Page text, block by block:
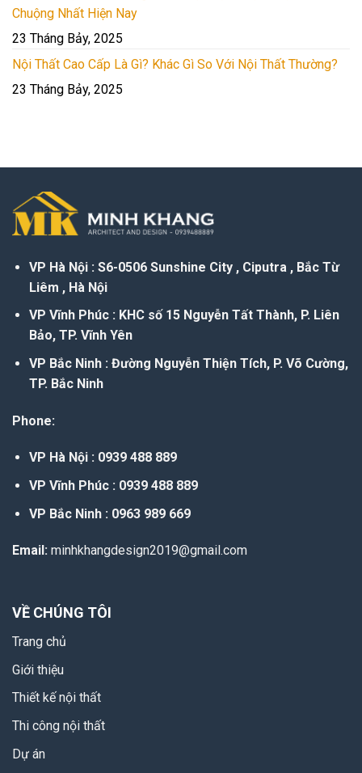
Chuộng Nhất Hiện Nay
23 Tháng Bảy, 2025
Nội Thất Cao Cấp Là Gì? Khác Gì So Với Nội Thất Thường?
23 Tháng Bảy, 2025
VP Hà Nội : S6-0506 Sunshine City , Ciputra , Bắc Từ
Liêm , Hà Nội
VP Vĩnh Phúc : KHC số 15 Nguyễn Tất Thành, P. Liên
Bảo, TP. Vĩnh Yên
VP Bắc Ninh : Đường Nguyễn Thiện Tích, P. Võ Cường,
TP. Bắc Ninh
Phone:
VP Hà Nội : 0939 488 889
VP Vĩnh Phúc : 0939 488 889
VP Bắc Ninh : 0963 989 669
Email: minhkhangdesign2019@gmail.com
VỀ CHÚNG TÔI
Trang chủ
Giới thiệu
Thiết kế nội thất
Thi công nội thất
Dự án